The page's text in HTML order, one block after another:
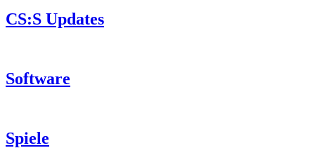
CS:S Updates
Software
Spiele